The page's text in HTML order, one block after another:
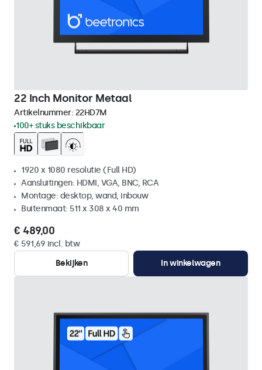
22 Inch Monitor Metaal
Artikelnummer: 22HD7M
100+ stuks beschikbaar
1920 x 1080 resolutie (Full HD)
Aansluitingen: HDMI, VGA, BNC, RCA
Montage: desktop, wand, inbouw
Buitenmaat: 511 x 308 x 40 mm
€ 489,00
€ 591,69 incl. btw
Bekijken
In winkelwagen